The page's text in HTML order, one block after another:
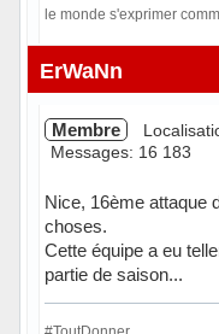
le monde s'exprimer
Hors ligne
ErWaNn
Membre
Messages: 16 183
Nice, 16ème attaque
choses.
Cette équipe a eu
partie de saison...